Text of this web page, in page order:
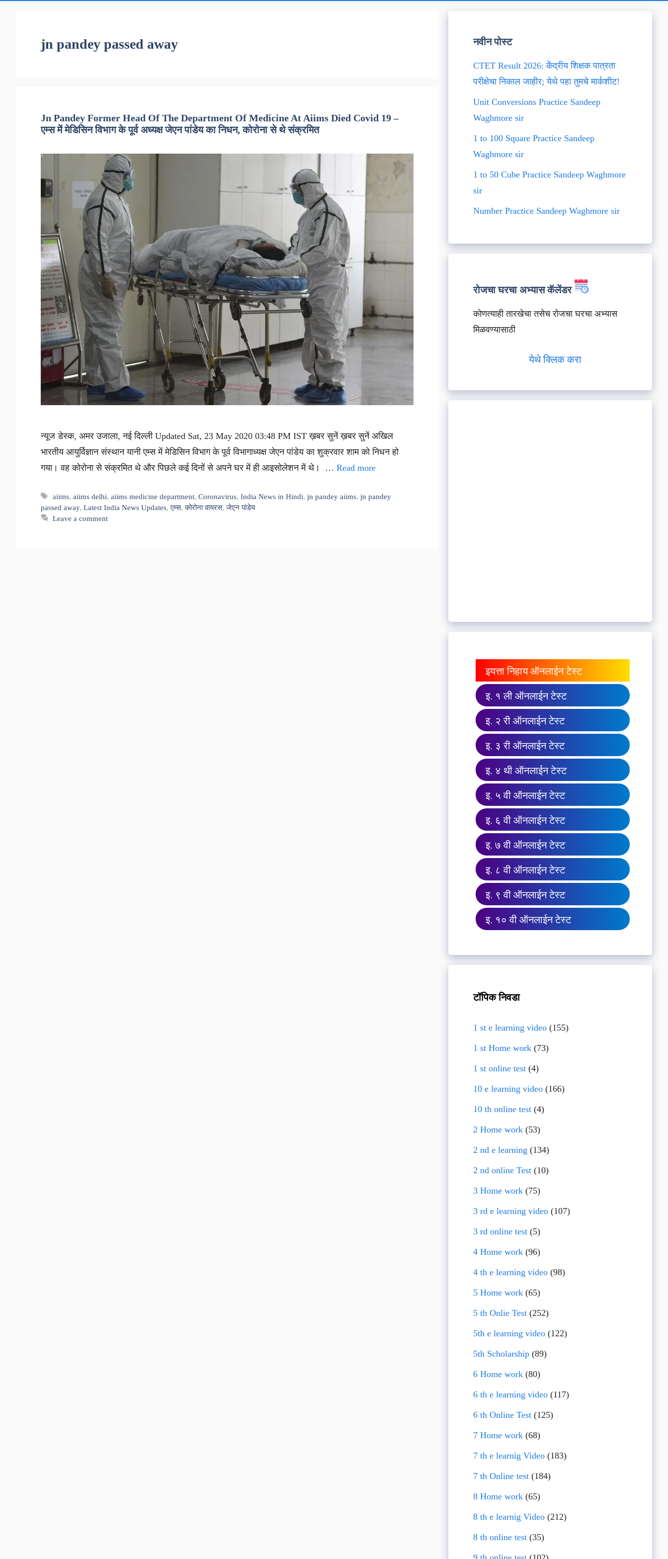
jn pandey passed away
Jn Pandey Former Head Of The Department Of Medicine At Aiims Died Covid 19 –
एम्स में मेडिसिन विभाग के पूर्व अध्यक्ष जेएन पांडेय का निधन, कोरोना से थे संक्रमित
न्यूज डेस्क, अमर उजाला, नई दिल्ली Updated Sat, 23 May 2020 03:48 PM IST ख़बर सुनें ख़बर सुनें अखिल
भारतीय आयुर्विज्ञान संस्थान यानी एम्स में मेडिसिन विभाग के पूर्व विभागाध्यक्ष जेएन पांडेय का शुक्रवार शाम को निधन हो
गया। वह कोरोना से संक्रमित थे और पिछले कई दिनों से अपने घर में ही आइसोलेशन में थे। … Read more
Tags
aiims,aiims delhi,aiims medicine department,Coronavirus,India News in Hindi,jn pandey aiims,jn pandey
passed away, Latest India News Updates,एम्स,कोरोना वायरस,जेएन पांडेय
Leave a comment
नवीन पोस्ट
CTET Result 2026: केंद्रीय शिक्षक पात्रता
परीक्षेचा निकाल जाहीर; येथे पहा तुमचे मार्कशीट!
Unit Conversions Practice Sandeep
Waghmore sir
1 to 100 Square Practice Sandeep
Waghmore sir
1 to 50 Cube Practice Sandeep Waghmore
sir
Number Practice Sandeep Waghmore sir
रोजचा घरचा अभ्यास कॅलेंडर
कोणत्याही तारखेचा तसेच रोजचा घरचा अभ्यास
मिळवण्यासाठी
येथे क्लिक करा
इयत्ता निहाय ऑनलाईन टेस्ट
इ. १ ली ऑनलाईन टेस्ट
इ. २ री ऑनलाईन टेस्ट
इ. ३ री ऑनलाईन टेस्ट
इ. ४ थी ऑनलाईन टेस्ट
इ. ५ वी ऑनलाईन टेस्ट
इ. ६ वी ऑनलाईन टेस्ट
इ. ७ वी ऑनलाईन टेस्ट
इ. ८ वी ऑनलाईन टेस्ट
इ. ९ वी ऑनलाईन टेस्ट
इ. १० वी ऑनलाईन टेस्ट
टॉपिक निवडा
1 st e learning video(155)
1 st Home work(73)
1 st online test(4)
10 e learning video(166)
10 th online test(4)
2 Home work(53)
2 nd e learning (134)
2 nd online Test(10)
3 Home work(75)
3 rd e learning video(107)
3 rd online test(5)
4 Home work(96)
4 th e learning video(98)
5 Home work(65)
5 th Onlie Test(252)
5th e learning video(122)
5th Scholarship(89)
6 Home work(80)
6 th e learning video(117)
6 th Online Test(125)
7 Home work(68)
7 th e learnig Video(183)
7 th Online test(184)
8 Home work(65)
8 th e learnig Video(212)
8 th online test(35)